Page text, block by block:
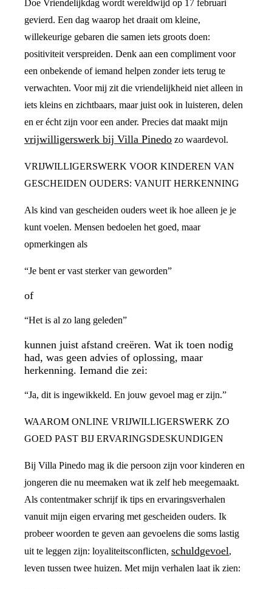
Doe Vriendelijkdag wordt wereldwijd op 17 februari
gevierd. Een dag waarop het draait om kleine,
willekeurige gebaren die samen iets groots doen:
positiviteit verspreiden. Denk aan een compliment voor
een onbekende of iemand helpen zonder iets terug te
verwachten. Voor mij zit die vriendelijkheid niet alleen in
iets kleins en zichtbaars, maar juist ook in luisteren, delen
en er écht zijn voor een ander. Precies dat maakt mijn
vrijwilligerswerk bij Villa Pinedo zo waardevol.
VRIJWILLIGERSWERK VOOR KINDEREN VAN
GESCHEIDEN OUDERS: VANUIT HERKENNING
Als kind van gescheiden ouders weet ik hoe alleen je je
kunt voelen. Mensen bedoelen het goed, maar
opmerkingen als
“Je bent er vast sterker van geworden”
of
“Het is al zo lang geleden”
kunnen juist afstand creëren. Wat ik toen nodig
had, was geen advies of oplossing, maar
herkenning. Iemand die zei:
“Ja, dit is ingewikkeld. En jouw gevoel mag er zijn.”
WAAROM ONLINE VRIJWILLIGERSWERK ZO
GOED PAST BIJ ERVARINGSDESKUNDIGEN
Bij Villa Pinedo mag ik die persoon zijn voor kinderen en
jongeren die nu meemaken wat ik zelf heb meegemaakt.
Als contentmaker schrijf ik tips en ervaringsverhalen
vanuit mijn eigen ervaring met gescheiden ouders. Ik
probeer woorden te geven aan gevoelens die soms lastig
uit te leggen zijn: loyaliteitsconflicten, schuldgevoel,
leven tussen twee huizen. Met mijn verhalen laat ik zien: